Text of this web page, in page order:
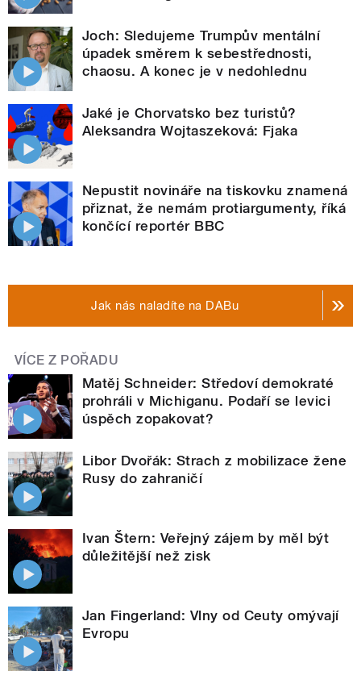
Joch: Sledujeme Trumpův mentální
úpadek směrem k sebestřednosti,
chaosu. A konec je v nedohlednu
Jaké je Chorvatsko bez turistů?
Aleksandra Wojtaszeková: Fjaka
Nepustit novináře na tiskovku znamená
přiznat, že nemám protiargumenty, říká
končící reportér BBC
Jak nás naladíte na DABu
VÍCE Z POŘADU
Matěj Schneider: Středoví demokraté
prohráli v Michiganu. Podaří se levici
úspěch zopakovat?
Libor Dvořák: Strach z mobilizace žene
Rusy do zahraničí
Ivan Štern: Veřejný zájem by měl být
důležitější než zisk
Jan Fingerland: Vlny od Ceuty omývají
Evropu